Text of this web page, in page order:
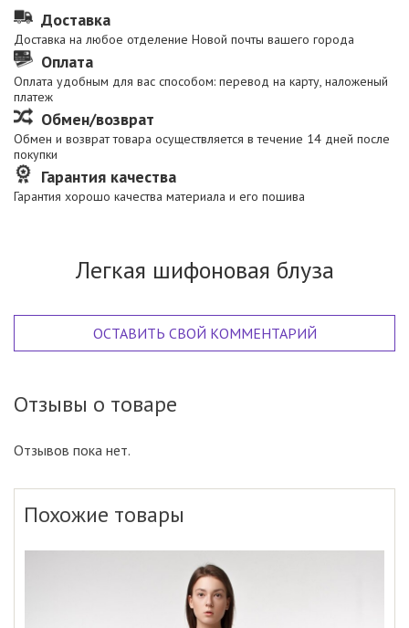
Доставка
Доставка на любое отделение Новой почты вашего города
Оплата
Оплата удобным для вас способом: перевод на карту, наложеный
платеж
Обмен/возврат
Обмен и возврат товара осуществляется в течение 14 дней после
покупки
Гарантия качества
Гарантия хорошо качества материала и его пошива
Легкая шифоновая блуза
ОСТАВИТЬ СВОЙ КОММЕНТАРИЙ
Отзывы о товаре
Отзывов пока нет.
Похожие товары